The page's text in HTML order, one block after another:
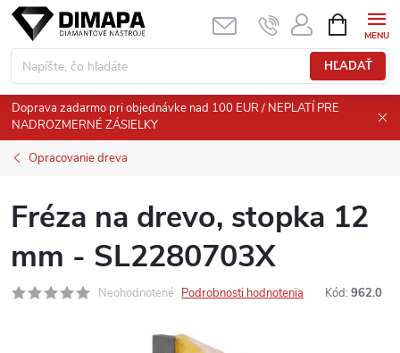
Prejsť
obsah
HĽADAŤ
KOŠÍK
Doprava zadarmo pri objednávke nad 100 EUR / NEPLATÍ PRE
NADROZMERNÉ ZÁSIELKY
Opracovanie dreva
Fréza na drevo, stopka 12
mm - SL2280703X
Neohodnotené Podrobnosti hodnotenia Kód: 962.0